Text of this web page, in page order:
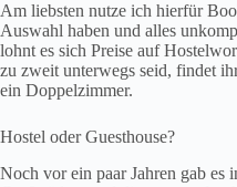
Am liebsten nutze ich hierfür
Auswahl haben und alles
lohnt es sich Preise auf
zu zweit unterwegs seid, findet
ein Doppelzimmer.
Hostel oder Guesthouse?
Noch vor ein paar Jahren gab es